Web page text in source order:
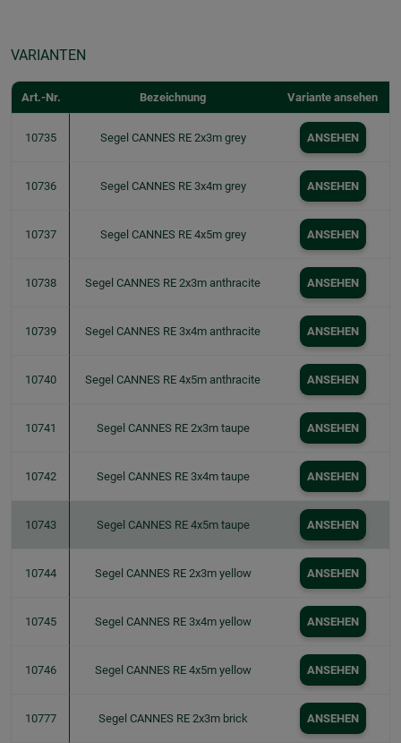
VARIANTEN
Art.-Nr. Bezeichnung Variante ansehen
10735 Segel CANNES RE 2x3m grey ANSEHEN
10736 Segel CANNES RE 3x4m grey ANSEHEN
10737 Segel CANNES RE 4x5m grey ANSEHEN
10738 Segel CANNES RE 2x3m anthracite ANSEHEN
10739 Segel CANNES RE 3x4m anthracite ANSEHEN
10740 Segel CANNES RE 4x5m anthracite ANSEHEN
10741 Segel CANNES RE 2x3m taupe ANSEHEN
10742 Segel CANNES RE 3x4m taupe ANSEHEN
10743 Segel CANNES RE 4x5m taupe ANSEHEN
10744 Segel CANNES RE 2x3m yellow ANSEHEN
10745 Segel CANNES RE 3x4m yellow ANSEHEN
10746 Segel CANNES RE 4x5m yellow ANSEHEN
10777 Segel CANNES RE 2x3m brick ANSEHEN